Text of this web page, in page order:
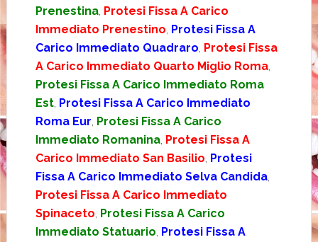
Prenestina, Protesi Fissa A Carico
Immediato Prenestino Protesi Fissa A
Carico Immediato Quadraro Protesi Fissa
A Carico Immediato Quarto Miglio Roma,
Protesi Fissa A Carico Immediato Roma
Est, Protesi Fissa A Carico Immediato
Roma Eur Protesi Fissa A Carico
Immediato Romanina, Protesi Fissa A
Carico Immediato San Basilio Protesi
Fissa A Carico Immediato Selva Candida,
Protesi Fissa A Carico Immediato
Spinaceto Protesi Fissa A Carico
Immediato Statuario Protesi Fissa A